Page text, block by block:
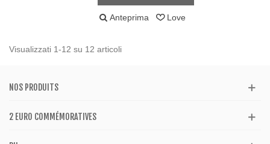
Anteprima Love
Visualizzati 1-12 su 12 articoli
NOS PRODUITS
2 EURO COMMÉMORATIVES